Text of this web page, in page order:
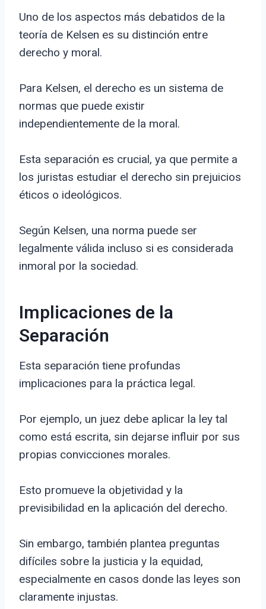
Uno de los aspectos más debatidos de la
teoría de Kelsen es su distinción entre
derecho y moral.
Para Kelsen, el derecho es un sistema de
normas que puede existir
independientemente de la moral.
Esta separación es crucial, ya que permite a
los juristas estudiar el derecho sin prejuicios
éticos o ideológicos.
Según Kelsen, una norma puede ser
legalmente válida incluso si es considerada
inmoral por la sociedad.
Implicaciones de la
Separación
Esta separación tiene profundas
implicaciones para la práctica legal.
Por ejemplo, un juez debe aplicar la ley tal
como está escrita, sin dejarse influir por sus
propias convicciones morales.
Esto promueve la objetividad y la
previsibilidad en la aplicación del derecho.
Sin embargo, también plantea preguntas
difíciles sobre la justicia y la equidad,
especialmente en casos donde las leyes son
claramente injustas.